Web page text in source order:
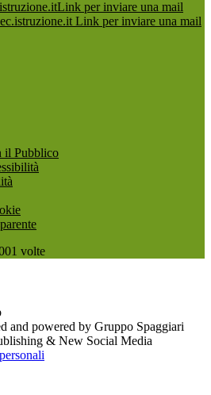
Link per inviare una mail
Link per inviare una mail
il Pubblico
volte
and powered by Gruppo Spaggiari
& New Social Media